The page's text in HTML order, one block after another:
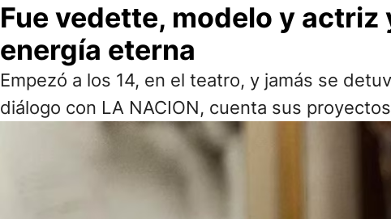
Fue vedette, modelo y
energía eterna
Empezó a los 14, en el teatro, y jamás se
diálogo con LA NACION, cuenta sus